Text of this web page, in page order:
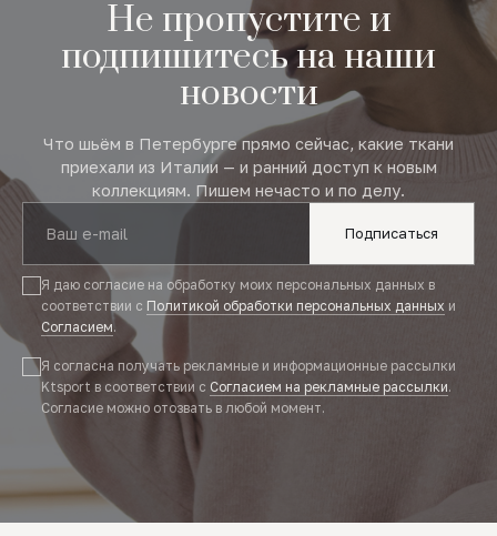
Не пропустите и
подпишитесь на наши
новости
Что шьём в Петербурге прямо сейчас, какие ткани
приехали из Италии — и ранний доступ к новым
коллекциям. Пишем нечасто и по делу.
Подписаться
Я даю согласие на обработку моих персональных данных в
соответствии с Политикой обработки персональных данных и
Согласием.
Я согласна получать рекламные и информационные рассылки
Ktsport в соответствии с Согласием на рекламные рассылки.
Согласие можно отозвать в любой момент.